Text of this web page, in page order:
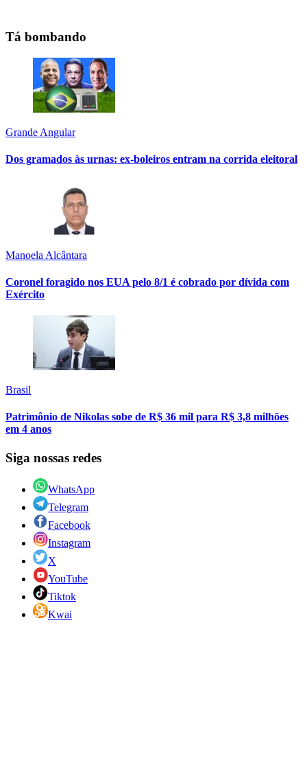
Tá bombando
Grande Angular
Dos gramados às urnas: ex-boleiros entram na corrida eleitoral
Manoela Alcântara
Coronel foragido nos EUA pelo 8/1 é cobrado por dívida com
Exército
Brasil
Patrimônio de Nikolas sobe de R$ 36 mil para R$ 3,8 milhões
em 4 anos
Siga nossas redes
WhatsApp
Telegram
Facebook
Instagram
X
YouTube
Tiktok
Kwai